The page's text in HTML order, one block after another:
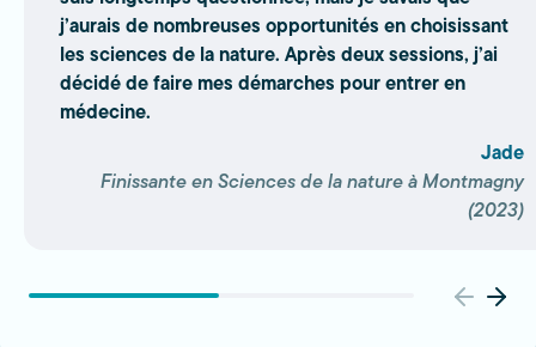
j’aurais de nombreuses opportunités en choisissant
les sciences de la nature. Après deux sessions, j’ai
décidé de faire mes démarches pour entrer en
médecine.
Jade
Finissante en Sciences de la nature à Montmagny
(2023)